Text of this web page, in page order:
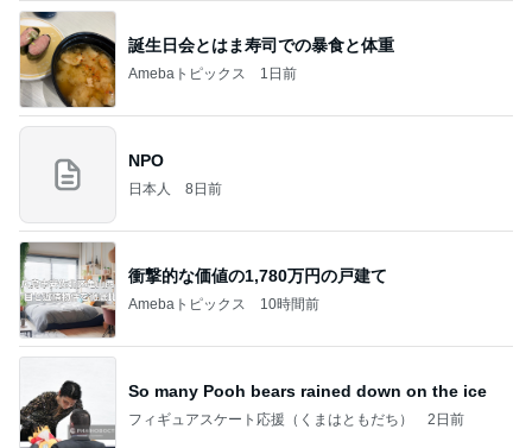
誕生日会とはま寿司での暴食と体重
Amebaトピックス 1日前
NPO
日本人 8日前
衝撃的な価値の1,780万円の戸建て
Amebaトピックス 10時間前
So many Pooh bears rained down on the ice
フィギュアスケート応援（くまはともだち） 2日前